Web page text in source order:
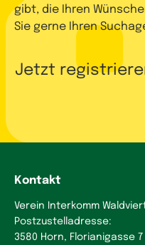
gibt, die Ihren
Sie gerne Ihren
Jetzt
Kontakt
Verein Interkomm
Postzustelladresse:
3580 Horn, Florianigasse 7